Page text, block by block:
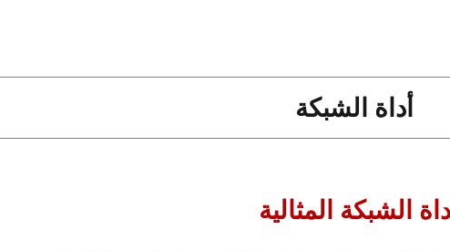
أداة الشبكة
الشبكة المثالية